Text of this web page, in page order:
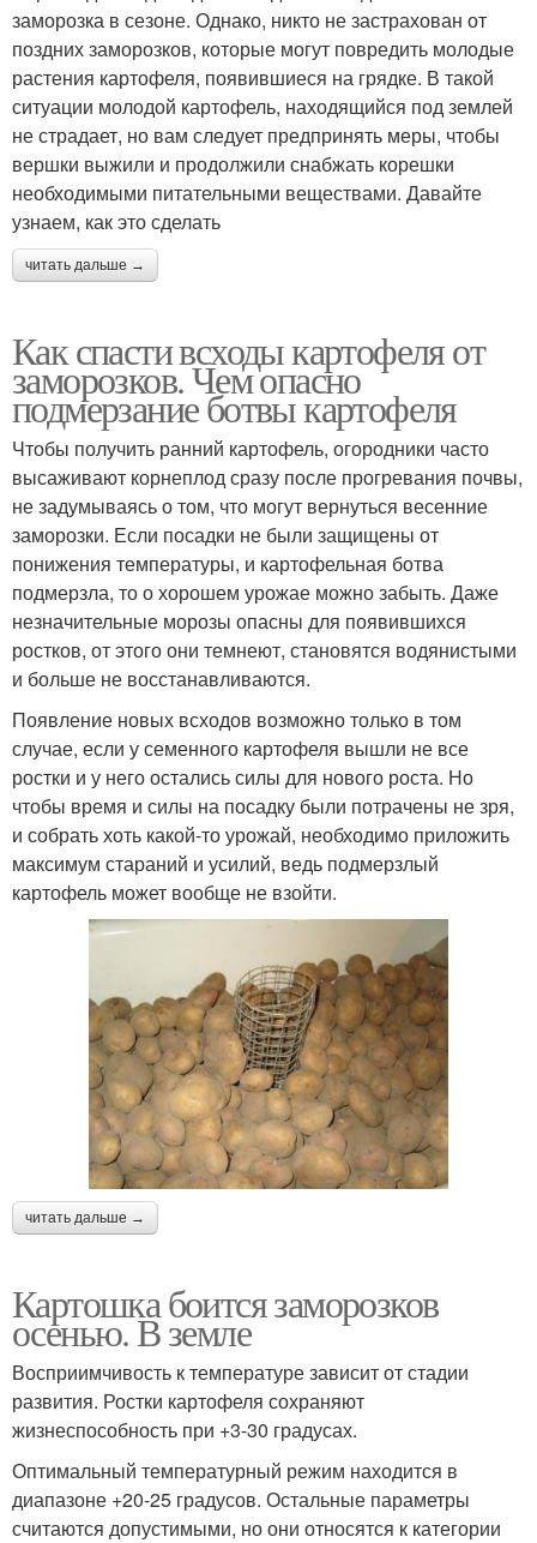
заморозка в сезоне. Однако, никто не застрахован от
поздних заморозков, которые могут повредить молодые
растения картофеля, появившиеся на грядке. В такой
ситуации молодой картофель, находящийся под землей
не страдает, но вам следует предпринять меры, чтобы
вершки выжили и продолжили снабжать корешки
необходимыми питательными веществами. Давайте
узнаем, как это сделать
читать дальше →
Как спасти всходы картофеля от
заморозков. Чем опасно
подмерзание ботвы картофеля
Чтобы получить ранний картофель, огородники часто
высаживают корнеплод сразу после прогревания почвы,
не задумываясь о том, что могут вернуться весенние
заморозки. Если посадки не были защищены от
понижения температуры, и картофельная ботва
подмерзла, то о хорошем урожае можно забыть. Даже
незначительные морозы опасны для появившихся
ростков, от этого они темнеют, становятся водянистыми
и больше не восстанавливаются.
Появление новых всходов возможно только в том
случае, если у семенного картофеля вышли не все
ростки и у него остались силы для нового роста. Но
чтобы время и силы на посадку были потрачены не зря,
и собрать хоть какой-то урожай, необходимо приложить
максимум стараний и усилий, ведь подмерзлый
картофель может вообще не взойти.
читать дальше →
Картошка боится заморозков
осенью. В земле
Восприимчивость к температуре зависит от стадии
развития. Ростки картофеля сохраняют
жизнеспособность при +3-30 градусах.
Оптимальный температурный режим находится в
диапазоне +20-25 градусов. Остальные параметры
считаются допустимыми, но они относятся к категории